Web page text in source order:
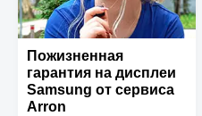
Пожизненная
гарантия на дисплеи
Samsung от сервиса
Arron